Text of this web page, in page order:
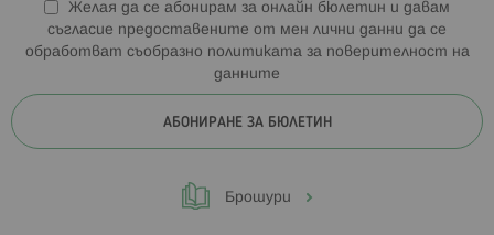
Желая да се абонирам за онлайн бюлетин и давам
съгласие предоставените от мен лични данни да се
обработват съобразно политиката за поверителност на
данните
АБОНИРАНЕ ЗА БЮЛЕТИН
Брошури